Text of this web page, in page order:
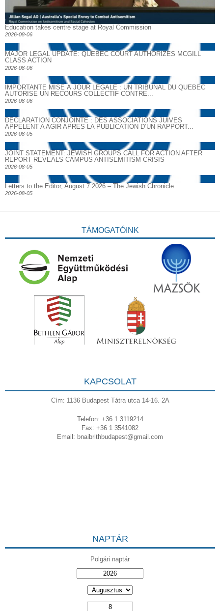
Education takes centre stage at Royal Commission
2026-08-06
MAJOR LEGAL UPDATE: QUEBEC COURT AUTHORIZES MCGILL
CLASS ACTION
2026-08-06
IMPORTANTE MISE À JOUR LÉGALE : UN TRIBUNAL DU QUÉBEC
AUTORISE UN RECOURS COLLECTIF CONTRE...
2026-08-06
DECLARATION CONJOINTE : DES ASSOCIATIONS JUIVES
APPELENT A AGIR APRES LA PUBLICATION D’UN RAPPORT...
2026-08-05
JOINT STATEMENT: JEWISH GROUPS CALL FOR ACTION AFTER
REPORT REVEALS CAMPUS ANTISEMITISM CRISIS
2026-08-05
Letters to the Editor, August 7 2026 – The Jewish Chronicle
2026-08-05
TÁMOGATÓINK
KAPCSOLAT
Cím: 1136 Budapest Tátra utca 14-16. 2A
Telefon: +36 1 3119214
Fax: +36 1 3541082
Email: bnaibrithbudapest@gmail.com
NAPTÁR
Polgári naptár